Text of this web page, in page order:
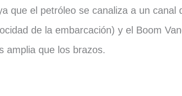
que el petróleo se canaliza a un canal
de la embarcación) y el Boom
amplia que los brazos.